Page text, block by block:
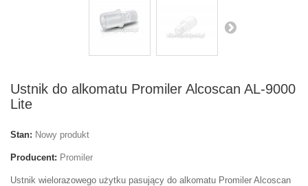
Ustnik do alkomatu Promiler Alcoscan AL-9000
Lite
Stan: Nowy produkt
Producent: Promiler
Ustnik wielorazowego użytku pasujący do alkomatu Promiler Alcoscan